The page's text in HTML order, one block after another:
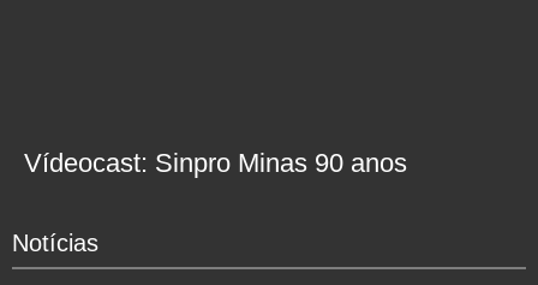
Vídeocast: Sinpro Minas 90 anos
Notícias